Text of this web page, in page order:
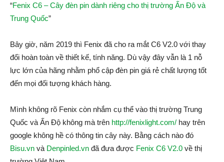
“Fenix C6 – Cây đèn pin dành riêng cho thị trường Ấn Độ và
Trung Quốc”
Bây giờ, năm 2019 thì Fenix đã cho ra mắt C6 V2.0 với thay
đổi hoàn toàn về thiết kế, tính năng. Dù vậy đây vẫn là 1 nỗ
lực lớn của hãng nhằm phổ cập đèn pin giá rẻ chất lượng tốt
đến mọi đối tượng khách hàng.
Mình không rõ Fenix còn nhắm cụ thể vào thị trường Trung
Quốc và Ấn Độ không mà trên http://fenixlight.com/ hay trên
google không hề có thông tin cây này. Bằng cách nào đó
Bisu.vn và Denpinled.vn đã đưa được Fenix C6 V2.0 về thị